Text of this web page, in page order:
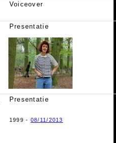
Voiceover
Presentatie
Presentatie
1999 - 08/11/2013